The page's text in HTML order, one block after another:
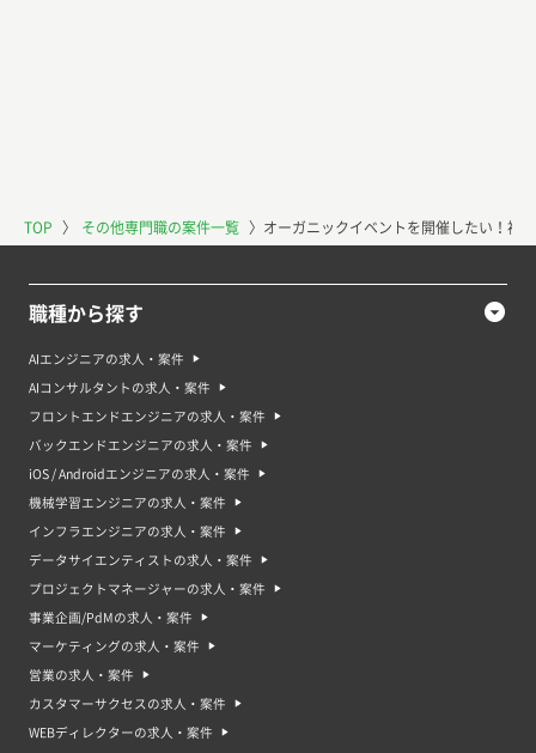
TOP 〉 その他専門職の案件一覧 〉 オーガニックイベントを開催したい！補
職種から探す
AIエンジニアの求人・案件
AIコンサルタントの求人・案件
フロントエンドエンジニアの求人・案件
バックエンドエンジニアの求人・案件
iOS / Androidエンジニアの求人・案件
機械学習エンジニアの求人・案件
インフラエンジニアの求人・案件
データサイエンティストの求人・案件
プロジェクトマネージャーの求人・案件
事業企画/PdMの求人・案件
マーケティングの求人・案件
営業の求人・案件
カスタマーサクセスの求人・案件
WEBディレクターの求人・案件